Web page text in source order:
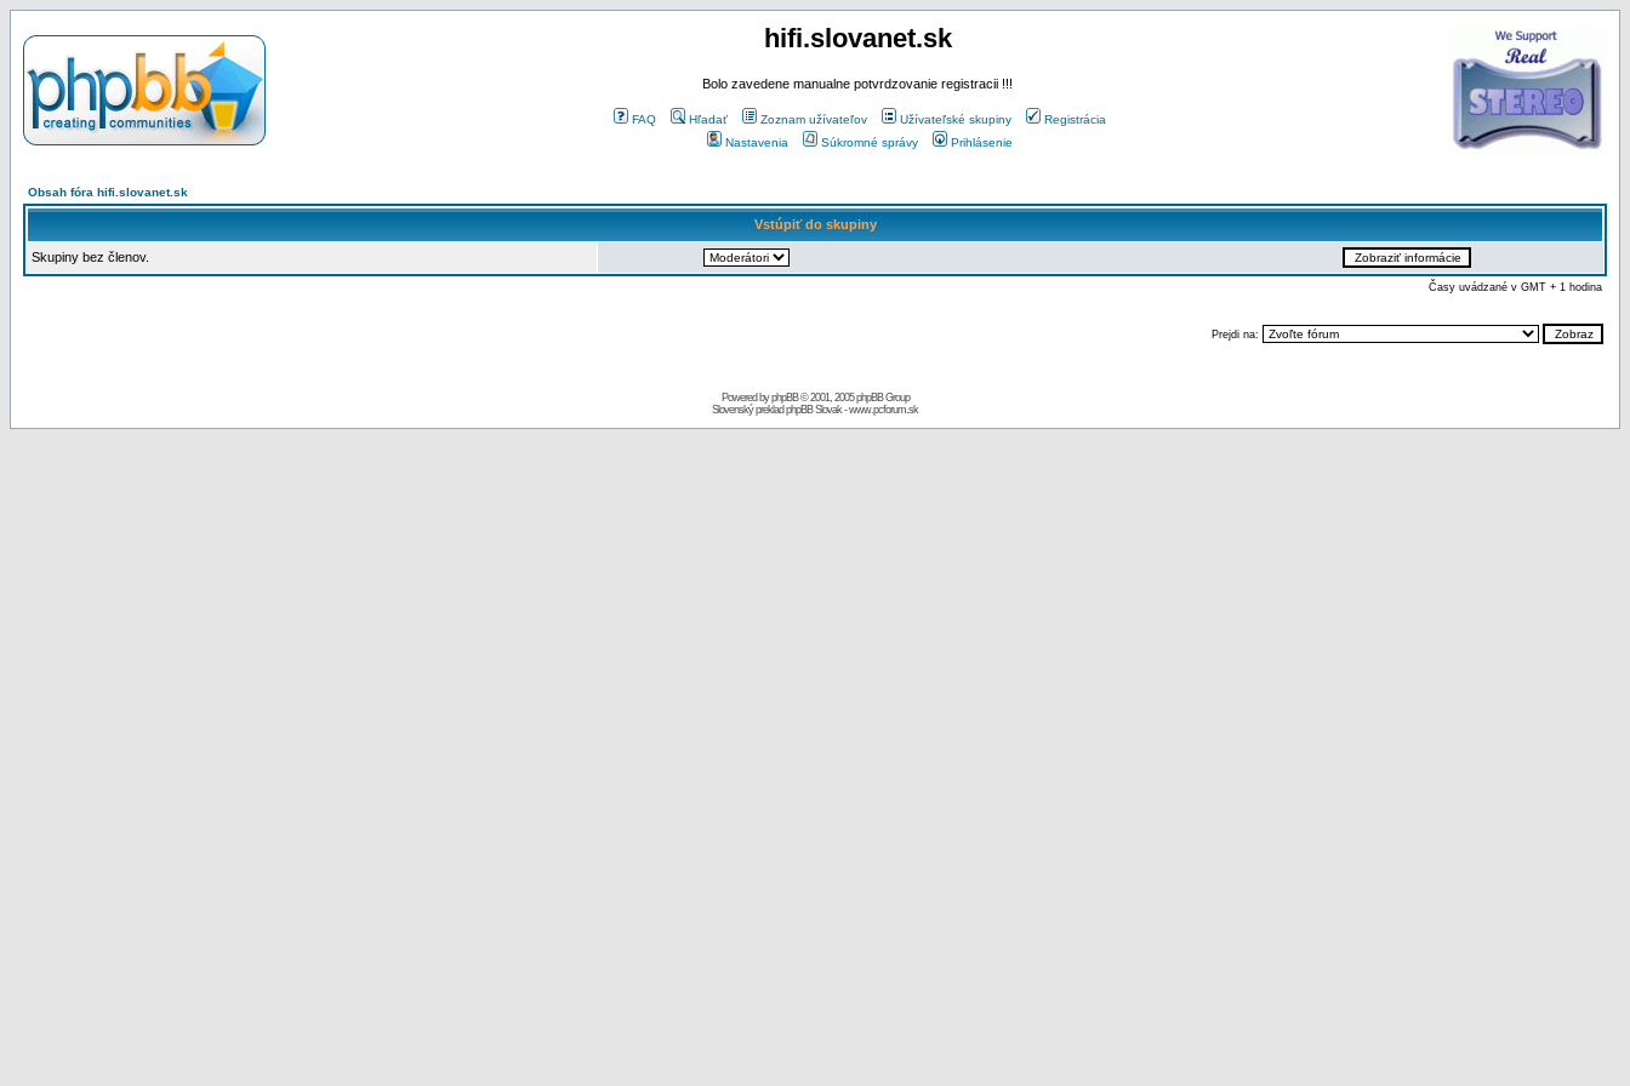
hifi.slovanet.sk
Bolo zavedene manualne potvrdzovanie registracii !!!
FAQ Hľadať Zoznam užívateľov Užívateľské skupiny
Registrácia
Nastavenia
Súkromné správy Prihlásenie
Obsah fóra hifi.slovanet.sk
Vstúpiť do skupiny
Skupiny bez členov.
Časy uvádzané v GMT + 1 hodina
Prejdi na:
Powered byphpBB© 2001, 2005 phpBB Group
Slovenský preklad phpBB Slovak-www.pcforum.sk